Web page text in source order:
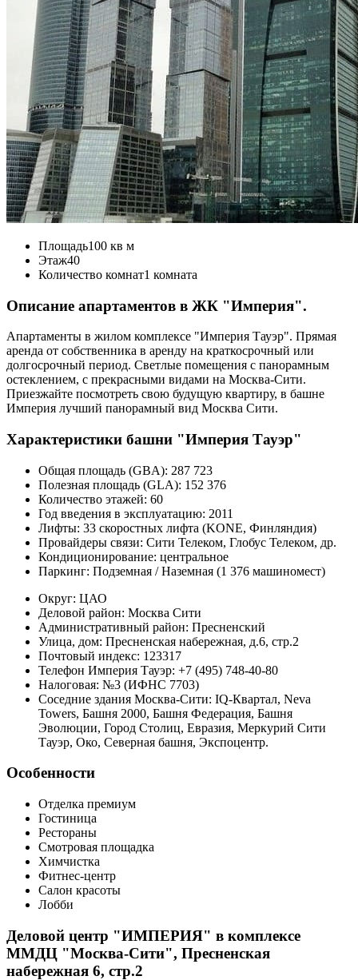
Площадь100 кв м
Этаж40
Количество комнат1 комната
Описание апартаментов в ЖК "Империя".
Апартаменты в жилом комплексе "Империя Тауэр". Прямая
аренда от собственника в аренду на краткосрочный или
долгосрочный период. Светлые помещения с панорамным
остеклением, с прекрасными видами на Москва-Сити.
Приезжайте посмотреть свою будущую квартиру, в башне
Империя лучший панорамный вид Москва Сити.
Характеристики башни "Империя Тауэр"
Общая площадь (GBA): 287 723
Полезная площадь (GLA): 152 376
Количество этажей: 60
Год введения в эксплуатацию: 2011
Лифты: 33 скоростных лифта (KONE, Финляндия)
Провайдеры связи: Сити Телеком, Глобус Телеком, др.
Кондиционирование: центральное
Паркинг: Подземная / Наземная (1 376 машиномест)
Округ: ЦАО
Деловой район: Москва Сити
Административный район: Пресненский
Улица, дом: Пресненская набережная, д.6, стр.2
Почтовый индекс: 123317
Телефон Империя Тауэр: +7 (495) 748-40-80
Налоговая: №3 (ИФНС 7703)
Соседние здания Москва-Сити: IQ-Квартал, Neva
Towers, Башня 2000, Башня Федерация, Башня
Эволюции, Город Столиц, Евразия, Меркурий Сити
Тауэр, Око, Северная башня, Экспоцентр.
Особенности
Отделка премиум
Гостиница
Рестораны
Смотровая площадка
Химчистка
Фитнес-центр
Салон красоты
Лобби
Деловой центр "ИМПЕРИЯ" в комплексе
ММДЦ "Москва-Сити", Пресненская
набережная 6, стр.2